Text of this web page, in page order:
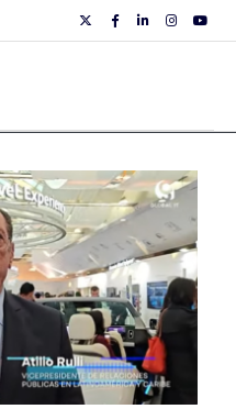
TwiiterFacebook
Linkedin